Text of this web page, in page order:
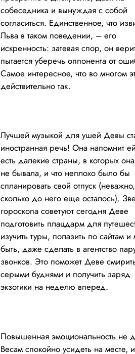
собеседника и вынуждая с собой
согласиться. Единственное, что
Льва в таком поведении, – его
искренность: затевая спор, он
пытается уберечь оппонента от
Самое интересное, что во многом
действительно так.
Лучшей музыкой для ушей Девы
иностранная речь! Она напомнит
есть далекие страны, в которых
не бывала, и что неплохо было бы
спланировать свой отпуск (неважно,
сколько до него еще осталось).
гороскопа советуют сегодня Деве
подготовить плацдарм для
изучить туры, полазить по сайтам и
быть, даже сделать в агентство
звонков. Это поможет Деве
серыми буднями и получить заряд
экзотики на неделю вперед.
Повышенная эмоциональность не
Весам спокойно усидеть на месте,